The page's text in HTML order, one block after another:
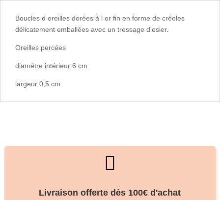
Boucles d oreilles dorées à l or fin en forme de créoles
délicatement emballées avec un tressage d'osier.
Oreilles percées
diamètre intérieur 6 cm
largeur 0,5 cm

Livraison offerte dès 100€ d'achat